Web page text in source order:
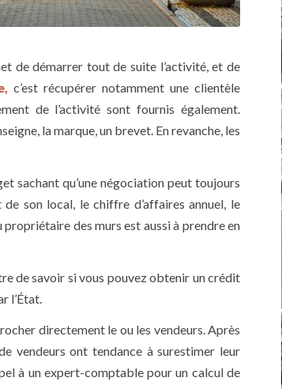
de démarrer tout de suite l’activité, et de
c’est récupérer notamment une clientèle
de l’activité sont fournis également.
la marque, un brevet. En revanche, les
sachant qu’une négociation peut toujours
son local, le chiffre d’affaires annuel, le
des murs est aussi à prendre en
de savoir si vous pouvez obtenir un crédit
l’État.
directement le ou les vendeurs. Après
vendeurs ont tendance à surestimer leur
à un expert-comptable pour un calcul de